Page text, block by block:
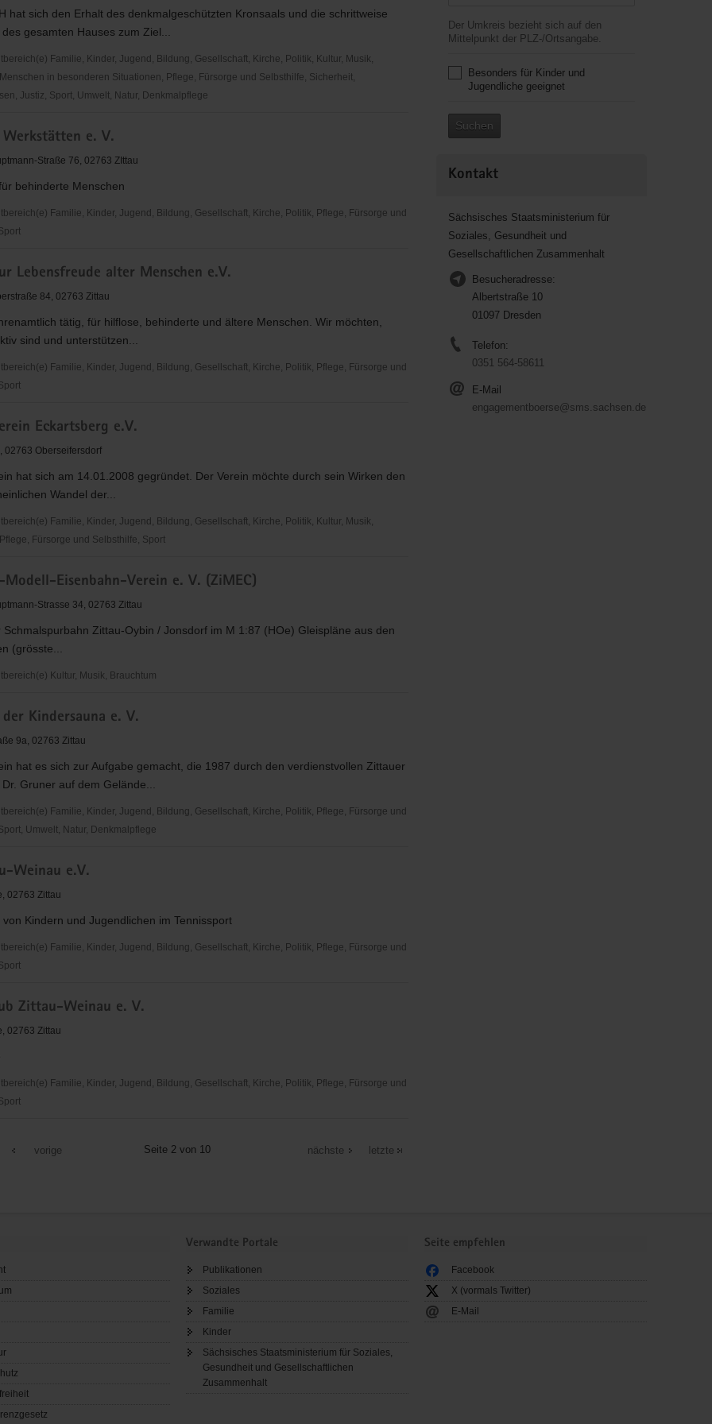
hat sich den Erhalt des denkmalgeschützten Kronsaals und die schrittweise
gesamten Hauses zum Ziel...
Familie, Kinder, Jugend, Bildung, Gesellschaft, Kirche, Politik, Kultur, Musik,
in besonderen Situationen, Pflege, Fürsorge und Selbsthilfe, Sicherheit,
Justiz, Sport, Umwelt, Natur, Denkmalpflege
e. V.
Straße 76, 02763 ZIttau
behinderte Menschen
Familie, Kinder, Jugend, Bildung, Gesellschaft, Kirche, Politik, Pflege, Fürsorge und
Lebensfreude alter Menschen e.V.
84, 02763 Zittau
tätig, für hilflose, behinderte und ältere Menschen. Wir möchten,
sind und unterstützen...
Familie, Kinder, Jugend, Bildung, Gesellschaft, Kirche, Politik, Pflege, Fürsorge und
Eckartsberg e.V.
02763 Oberseifersdorf
hat sich am 14.01.2008 gegründet. Der Verein möchte durch sein Wirken den
Wandel der...
Familie, Kinder, Jugend, Bildung, Gesellschaft, Kirche, Politik, Kultur, Musik,
Fürsorge und Selbsthilfe, Sport
Eisenbahn-Verein e. V. (ZiMEC)
Strasse 34, 02763 Zittau
Schmalspurbahn Zittau-Oybin / Jonsdorf im M 1:87 (HOe) Gleispläne aus den
(grösste...
Kultur, Musik, Brauchtum
der Kindersauna e. V.
9a, 02763 Zittau
hat es sich zur Aufgabe gemacht, die 1987 durch den verdienstvollen Zittauer
Gruner auf dem Gelände...
Familie, Kinder, Jugend, Bildung, Gesellschaft, Kirche, Politik, Pflege, Fürsorge und
Umwelt, Natur, Denkmalpflege
Weinau e.V.
02763 Zittau
von Kindern und Jugendlichen im Tennissport
Familie, Kinder, Jugend, Bildung, Gesellschaft, Kirche, Politik, Pflege, Fürsorge und
Zittau-Weinau e. V.
02763 Zittau
Familie, Kinder, Jugend, Bildung, Gesellschaft, Kirche, Politik, Pflege, Fürsorge und
vorige Seite 2 von 10 nächste letzte
Der Umkreis bezieht sich auf den
Mittelpunkt der PLZ-/Ortsangabe.
Besonders für Kinder und
Jugendliche geeignet
Suchen
Kontakt
Sächsisches Staatsministerium für
Soziales, Gesundheit und
Gesellschaftlichen Zusammenhalt
Besucheradresse:
Albertstraße 10
01097 Dresden
Telefon:
0351 564-58611
E-Mail
engagementboerse@sms.sachsen.de
Verwandte Portale
Publikationen
Soziales
Familie
Kinder
Sächsisches Staatsministerium für Soziales,
Gesundheit und Gesellschaftlichen
Zusammenhalt
Seite empfehlen
Facebook
X (vormals Twitter)
E-Mail